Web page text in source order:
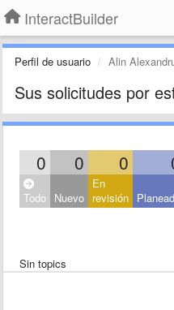
InteractBuilder
Perfil de usuario Alin
Sus solicitudes por
0 0 0
Todo Nuevo
En
revisión
Sin topics